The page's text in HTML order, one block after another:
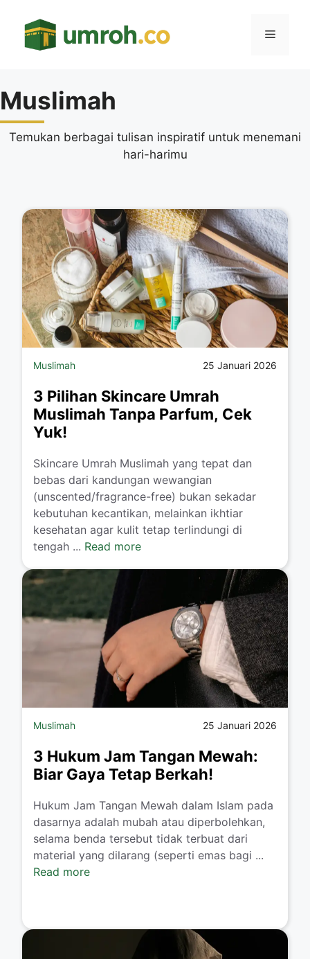
Menu
Muslimah
Temukan berbagai tulisan inspiratif untuk menemani
hari-harimu
Muslimah 25 Januari 2026
3 Pilihan Skincare Umrah
Muslimah Tanpa Parfum, Cek
Yuk!
​Skincare Umrah Muslimah yang tepat dan
bebas dari kandungan wewangian
(unscented/fragrance-free) bukan sekadar
kebutuhan kecantikan, melainkan ikhtiar
kesehatan agar kulit tetap terlindungi di
tengah ... Read more
Muslimah 25 Januari 2026
3 Hukum Jam Tangan Mewah:
Biar Gaya Tetap Berkah!
​Hukum Jam Tangan Mewah dalam Islam pada
dasarnya adalah mubah atau diperbolehkan,
selama benda tersebut tidak terbuat dari
material yang dilarang (seperti emas bagi ...
Read more